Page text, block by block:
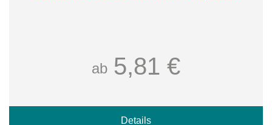
ab 5,81 €
Details